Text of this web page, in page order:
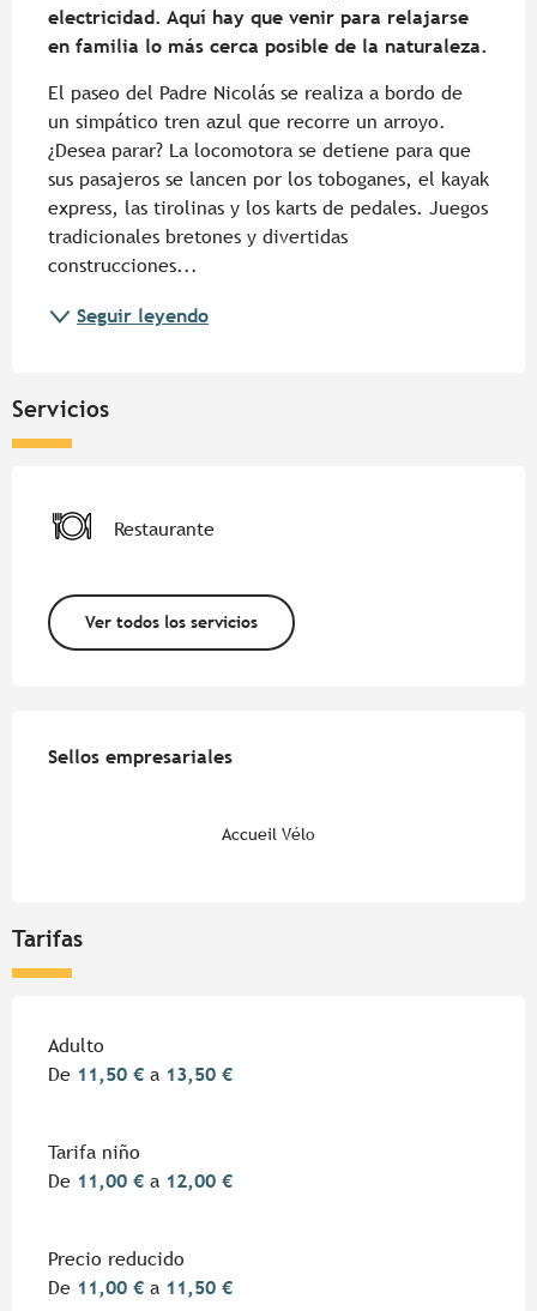
electricidad. Aquí hay que venir para relajarse
en familia lo más cerca posible de la naturaleza.
El paseo del Padre Nicolás se realiza a bordo de
un simpático tren azul que recorre un arroyo.
¿Desea parar? La locomotora se detiene para que
sus pasajeros se lancen por los toboganes, el kayak
express, las tirolinas y los karts de pedales. Juegos
tradicionales bretones y divertidas
construcciones...
Seguir leyendo
Servicios
Restaurante
Ver todos los servicios
Sellos empresariales
Sellos empresariales
Accueil Vélo
Tarifas
Tarifas 2026
Adulto
De 11,50 € a 13,50 €
Tarifa niño
De 11,00 € a 12,00 €
Precio reducido
De 11,00 € a 11,50 €